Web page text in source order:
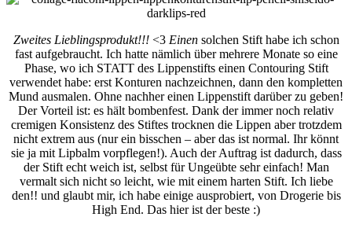
Zweites Lieblingsprodukt!!!<3 Einensolchen Stift habe ich schon
fast aufgebraucht. Ich hatte nämlich über mehrere Monate so eine
Phase, wo ich STATT des Lippenstifts einen Contouring Stift
verwendet habe: erst Konturen nachzeichnen, dann den kompletten
Mund ausmalen. Ohne nachher einen Lippenstift darüber zu geben!
Der Vorteil ist: es hält bombenfest. Dank der immer noch relativ
cremigen Konsistenz des Stiftes trocknen die Lippen aber trotzdem
nicht extrem aus (nur ein bisschen – aber das ist normal. Ihr könnt
sie ja mit Lipbalm vorpflegen!). Auch der Auftrag ist dadurch, dass
der Stift echt weich ist, selbst für Ungeübte sehr einfach! Man
vermalt sich nicht so leicht, wie mit einem harten Stift. Ich liebe
den!! und glaubt mir, ich habe einige ausprobiert, von Drogerie bis
High End. Das hier ist der beste :)